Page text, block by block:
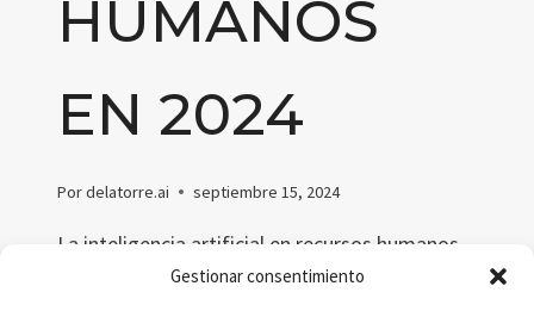
Gestionar consentimiento
HUMANOS
EN 2024
Pordelatorre.ai septiembre 15, 2024
La inteligencia artificial en recursos humanos
está transformando la gestión del talento en